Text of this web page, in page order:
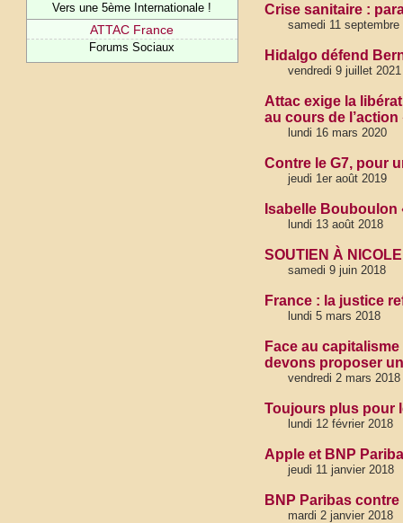
Vers une 5ème Internationale !
ATTAC France
Forums Sociaux
Crise sanitaire :
samedi 11 septembre
Hidalgo défend
vendredi 9 juillet 2021
Attac exige la
au cours de
lundi 16 mars 2020
Contre le G7, pour
jeudi 1er août 2019
Isabelle Bouboulon
lundi 13 août 2018
SOUTIEN À
samedi 9 juin 2018
France : la justice
lundi 5 mars 2018
Face au
devons proposer
vendredi 2 mars 2018
Toujours plus pour
lundi 12 février 2018
Apple et BNP
jeudi 11 janvier 2018
BNP Paribas
mardi 2 janvier 2018